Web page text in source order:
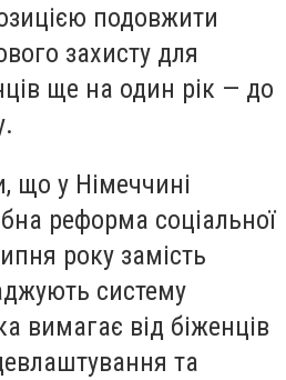
подовжити
захисту для
ще на один рік — до
що у Німеччині
реформа соціальної
року замість
систему
вимагає від біженців
та